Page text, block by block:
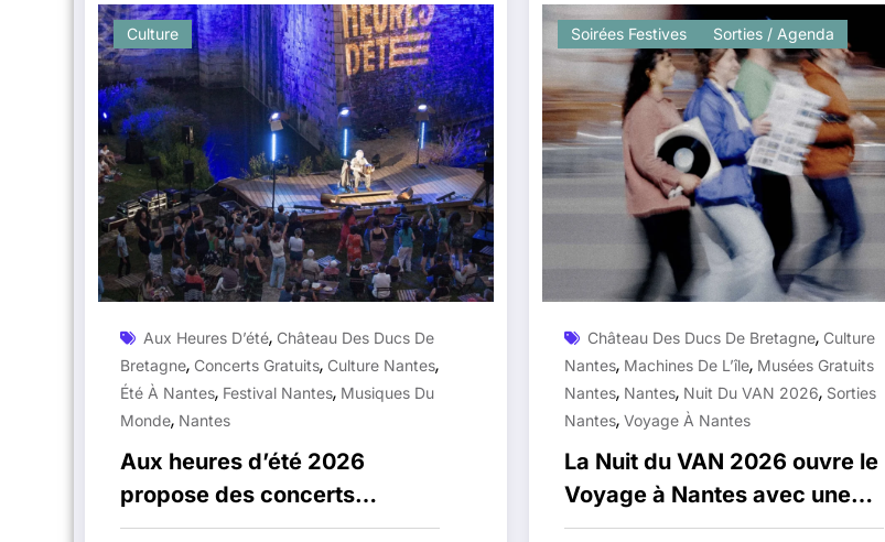
Culture
Aux Heures D’été, Château Des Ducs De
Bretagne, Concerts Gratuits, Culture Nantes,
Été À Nantes, Festival Nantes, Musiques Du
Monde, Nantes
Aux heures d’été 2026
propose des concerts
gratuits dans les douves du
Soirées Festives Sorties / Agenda
Château Des Ducs De Bretagne, Culture
Nantes, Machines De L’île, Musées Gratuits
Nantes, Nantes, Nuit Du VAN 2026, Sorties
Nantes,Voyage À Nantes
La Nuit du VAN 2026 ouvre le
Voyage à Nantes avec une
soirée gratuite en nocturne